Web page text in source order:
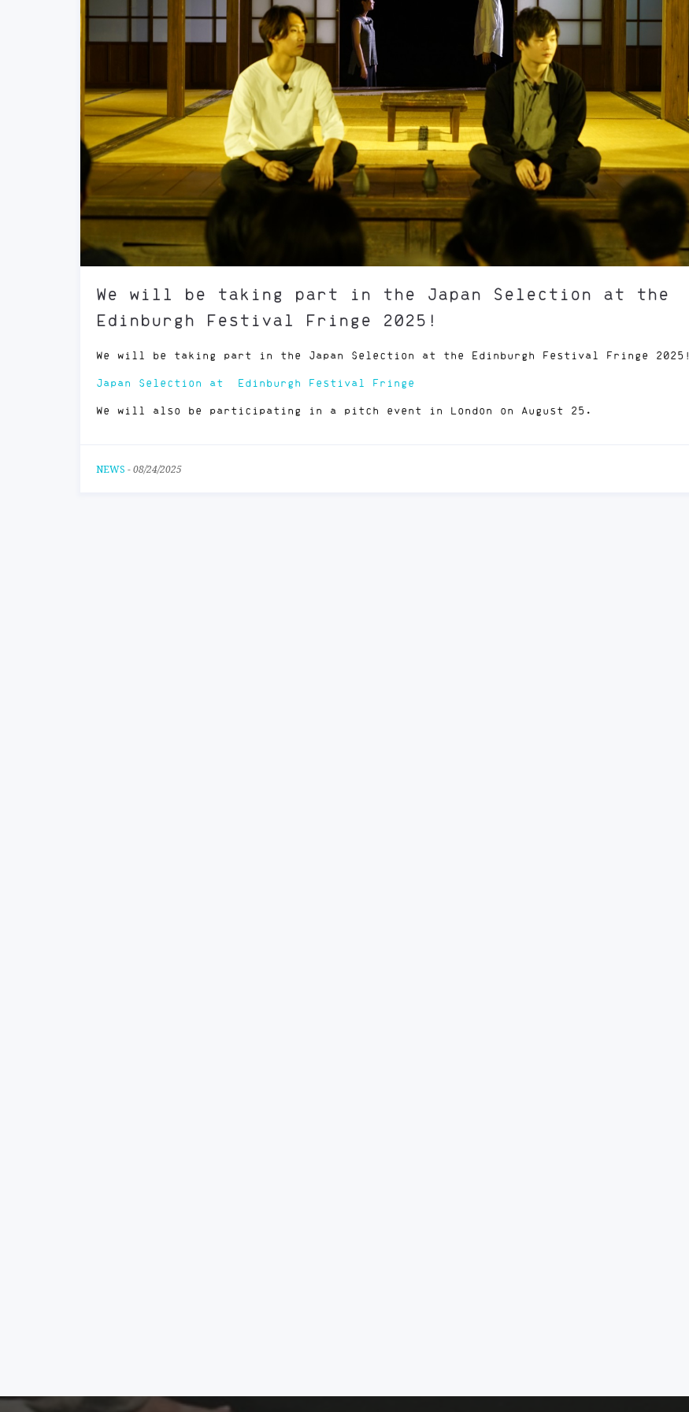
We will be taking part in the Japan Selection at the
Edinburgh Festival Fringe 2025!
We will be taking part in the Japan Selection at the Edinburgh Festival Fringe 2025!
Japan Selection at Edinburgh Festival Fringe
We will also be participating in a pitch event in London on August 25.
NEWS - 08/24/2025